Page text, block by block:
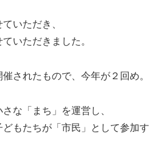
いただき、
いただきました。
されたもので、今年が２回め。
な「まち」を運営し、
もたちが「市民」として参加す